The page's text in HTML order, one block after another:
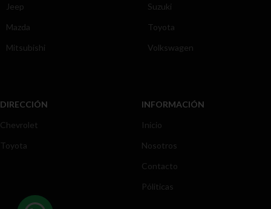
Jeep
Mazda
Mitsubishi
Suzuki
Toyota
Volkswagen
DIRECCIÓN
Chevrolet
Toyota
INFORMACIÓN
Inicio
Nosotros
Contacto
Póliticas